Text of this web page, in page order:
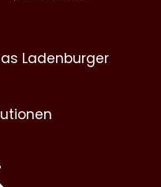
Ladenburger